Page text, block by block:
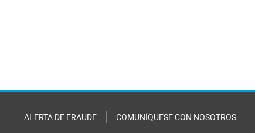
ALERTA DE FRAUDE COMUNÍQUESE CON NOSOTROS